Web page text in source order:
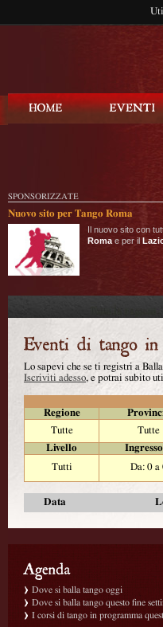
SPONSORIZZATE
Nuovo sito per Tango Roma
Il nuovo sito con
Roma e per il
Lo sapevi che se ti registri a
Iscriviti adesso, e potrai subito
Regione
Tutte
Tutte
Livello
Tutti
Da: 0 a
Data
Dove si balla tango oggi
Dove si balla tango questo fine
I corsi di tango in programma